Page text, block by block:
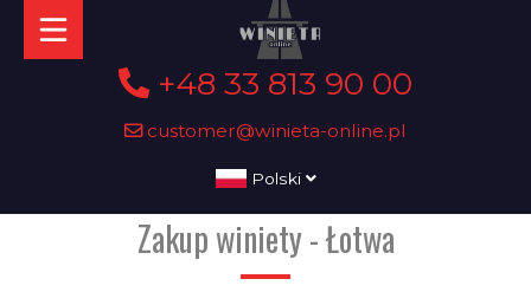
+48 33 813 90 00
customer@winieta-online.pl
Polski
Zakup winiety - Łotwa